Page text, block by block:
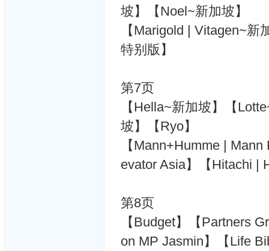
坡】【Noel~新加坡】
【Marigold | Vitagen~
特别版】
第7页
【Hella~新加坡】【
坡】【Ryo】
【Mann+Humme |
evator Asia】【Hitachi |
第8页
【Budget】【Partners
on MP Jasmin】【Life